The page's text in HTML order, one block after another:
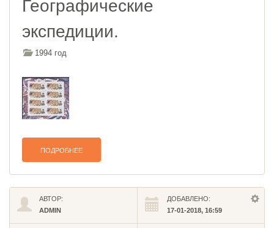
Географические
экспедиции.
1994 год
ПОДРОБНЕЕ
АВТОР:
ADMIN
ДОБАВЛЕНО:
17-01-2018, 16:59